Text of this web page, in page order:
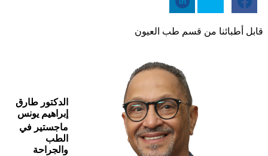
قابل أطبائنا من قسم طب العيون
الدكتور طارق
إبراهيم يونس
ماجستير في
الطب
والجراحة